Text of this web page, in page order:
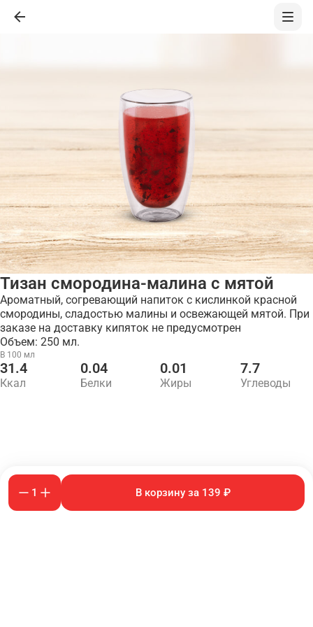
Тизан смородина-малина с мятой
Ароматный, согревающий напиток с кислинкой красной
смородины, сладостью малины и освежающей мятой. При
заказе на доставку кипяток не предусмотрен
Объем: 250 мл.
В 100 мл
31.4
Ккал
0.04
Белки
0.01
Жиры
7.7
Углеводы
1 В корзину за 139 ₽